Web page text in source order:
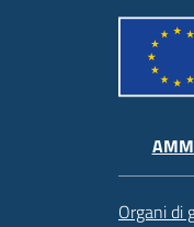
Organi di